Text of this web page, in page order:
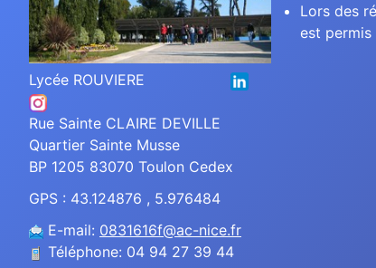
Lycée ROUVIERE
Rue Sainte CLAIRE DEVILLE
Quartier Sainte Musse
BP 1205 83070 Toulon Cedex
GPS : 43.124876 , 5.976484
E-mail: 0831616f@ac-nice.fr
Téléphone: 04 94 27 39 44
Lors des
est permis